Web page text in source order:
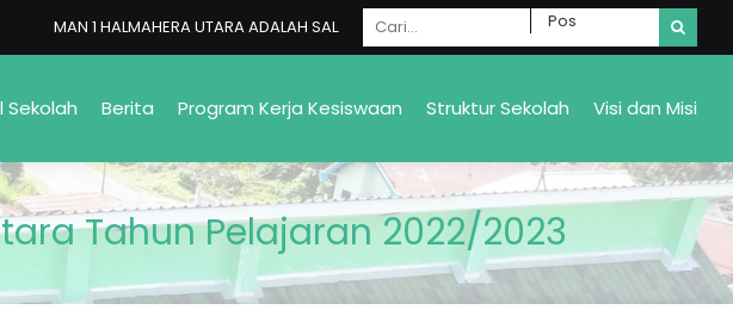
MAN 1 HALMAHERA UTARA ADALAH SALAH SATU MADRASAH NEGERI YANG ADA DI GALELA SELATAN
Sekolah Berita Program Kerja Kesiswaan Struktur Sekolah Visi dan Misi
Tahun Pelajaran 2022/2023